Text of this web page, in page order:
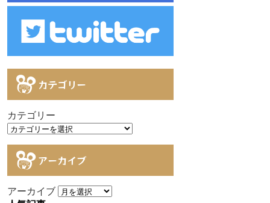
カテゴリー
カテゴリー
アーカイブ
アーカイブ